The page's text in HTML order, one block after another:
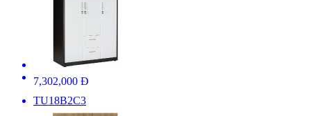
7,302,000 Đ
TU18B2C3